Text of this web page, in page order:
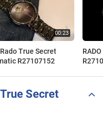
True Secret
R27107152
Secret